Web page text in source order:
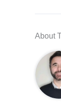
About